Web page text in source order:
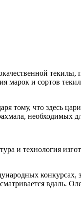
текилы,
марок и сортов
тому, что здесь
необходимых
и технология
конкурсах,
вдаль.